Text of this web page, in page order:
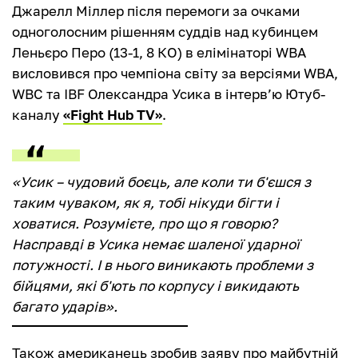
Джарелл Міллер після перемоги за очками
одноголосним рішенням суддів над кубинцем
Леньєро Перо (13-1, 8 КО) в елімінаторі WBA
висловився про чемпіона світу за версіями WBA,
WBC та IBF Олександра Усика в інтерв’ю Ютуб-
каналу «Fight Hub TV».
«Усик – чудовий боєць, але коли ти б'єшся з
таким чуваком, як я, тобі нікуди бігти і
ховатися. Розумієте, про що я говорю?
Насправді в Усика немає шаленої ударної
потужності. І в нього виникають проблеми з
бійцями, які б'ють по корпусу і викидають
багато ударів».
Також американець зробив заяву про майбутній